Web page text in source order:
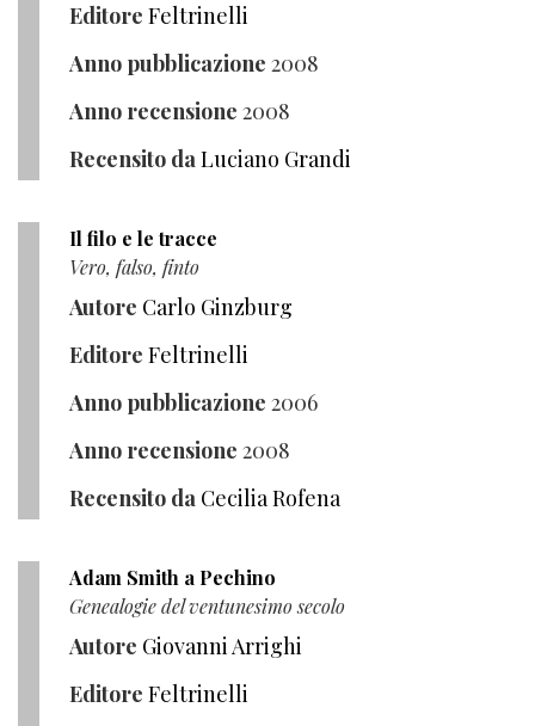
Editore Feltrinelli
Anno pubblicazione 2008
Anno recensione 2008
Recensito daLuciano Grandi
Il filo e le tracce
Vero, falso, finto
Autore Carlo Ginzburg
Editore Feltrinelli
Anno pubblicazione 2006
Anno recensione 2008
Recensito da Cecilia Rofena
Adam Smith a Pechino
Genealogie del ventunesimo secolo
Autore Giovanni Arrighi
Editore Feltrinelli